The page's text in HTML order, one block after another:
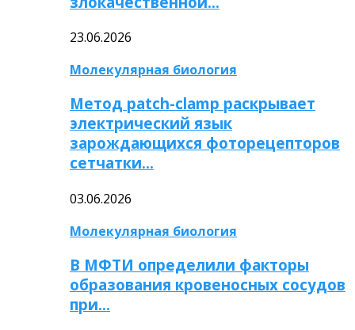
23.06.2026
Молекулярная биология
Метод patch-clamp раскрывает
электрический язык
зарождающихся фоторецепторов
сетчатки…
03.06.2026
Молекулярная биология
В МФТИ определили факторы
образования кровеносных сосудов
при…